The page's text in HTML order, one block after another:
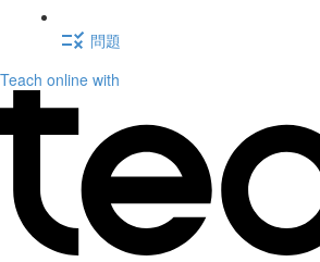
問題
Teach online with